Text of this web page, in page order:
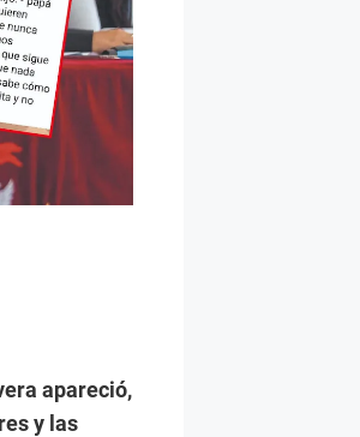
apareció,
y las